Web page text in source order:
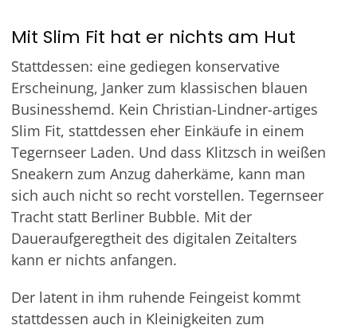
Mit Slim Fit hat er nichts am Hut
Stattdessen: eine gediegen konservative
Erscheinung, Janker zum klassischen blauen
Businesshemd. Kein Christian-Lindner-artiges
Slim Fit, stattdessen eher Einkäufe in einem
Tegernseer Laden. Und dass Klitzsch in weißen
Sneakern zum Anzug daherkäme, kann man
sich auch nicht so recht vorstellen. Tegernseer
Tracht statt Berliner Bubble. Mit der
Daueraufgeregtheit des digitalen Zeitalters
kann er nichts anfangen.
Der latent in ihm ruhende Feingeist kommt
stattdessen auch in Kleinigkeiten zum